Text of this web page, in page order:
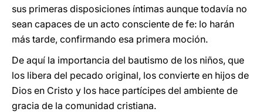
sus primeras disposiciones íntimas aunque todavía no
sean capaces de un acto consciente de fe: lo harán
más tarde, confirmando esa primera moción.
De aquí la importancia del bautismo de los niños, que
los libera del pecado original, los convierte en hijos de
Dios en Cristo y los hace partícipes del ambiente de
gracia de la comunidad cristiana.